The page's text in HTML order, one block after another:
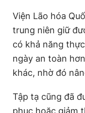
Viện Lão hóa
trung niên giữ
có khả năng
ngày an toàn
khác, nhờ đó
Tập tạ cũng đã